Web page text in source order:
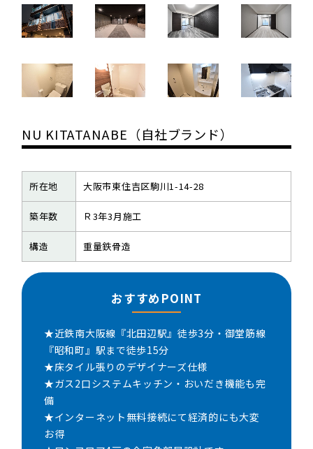
NU KITATANABE（自社ブランド）
所在地 大阪市東住吉区駒川1-14-28
築年数 Ｒ3年3月施工
構造 重量鉄骨造
おすすめPOINT
★近鉄南大阪線『北田辺駅』徒歩3分・御堂筋線
『昭和町』駅まで徒歩15分
★床タイル張りのデザイナーズ仕様
★ガス2口システムキッチン・おいだき機能も完
備
★インターネット無料接続にて経済的にも大変
お得